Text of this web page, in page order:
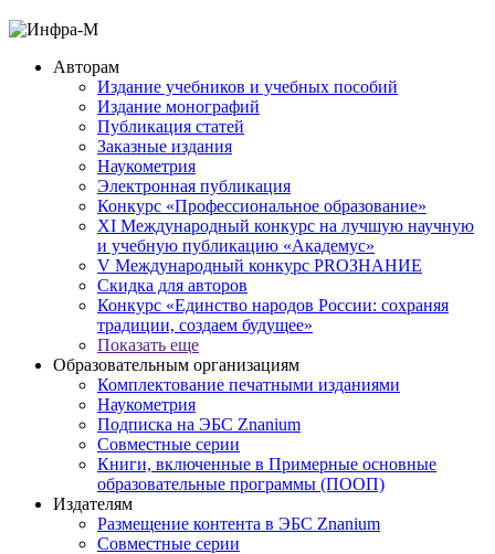
Авторам
Издание учебников и учебных пособий
Издание монографий
Публикация статей
Заказные издания
Наукометрия
Электронная публикация
Конкурс «Профессиональное образование»
XI Международный конкурс на лучшую научную
и учебную публикацию «Академус»
V Международный конкурс PROЗНАНИЕ
Скидка для авторов
Конкурс «Единство народов России: сохраняя
традиции, создаем будущее»
Показать еще
Образовательным организациям
Комплектование печатными изданиями
Наукометрия
Подписка на ЭБС Znanium
Совместные серии
Книги, включенные в Примерные основные
образовательные программы (ПООП)
Издателям
Размещение контента в ЭБС Znanium
Совместные серии